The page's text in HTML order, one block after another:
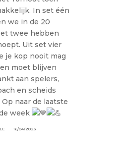
In set één
we in de 20
twee hebben
Uit set vier
je kop nooit mag
moet blijven
aan spelers,
en scheids
Op naar de laatste
week
16/04/2023